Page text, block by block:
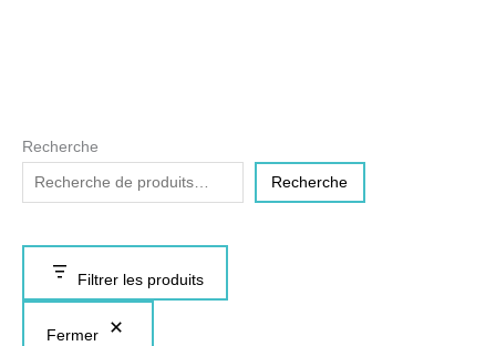
Recherche
Recherche
Filtrer les produits
Fermer